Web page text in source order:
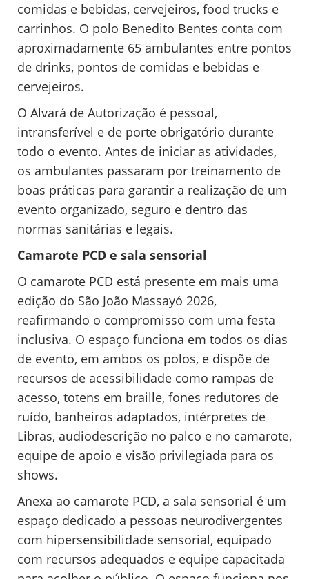
comidas e bebidas, cervejeiros, food trucks e
carrinhos. O polo Benedito Bentes conta com
aproximadamente 65 ambulantes entre pontos
de drinks, pontos de comidas e bebidas e
cervejeiros.
O Alvará de Autorização é pessoal,
intransferível e de porte obrigatório durante
todo o evento. Antes de iniciar as atividades,
os ambulantes passaram por treinamento de
boas práticas para garantir a realização de um
evento organizado, seguro e dentro das
normas sanitárias e legais.
Camarote PCD e sala sensorial
O camarote PCD está presente em mais uma
edição do São João Massayó 2026,
reafirmando o compromisso com uma festa
inclusiva. O espaço funciona em todos os dias
de evento, em ambos os polos, e dispõe de
recursos de acessibilidade como rampas de
acesso, totens em braille, fones redutores de
ruído, banheiros adaptados, intérpretes de
Libras, audiodescrição no palco e no camarote,
equipe de apoio e visão privilegiada para os
shows.
Anexa ao camarote PCD, a sala sensorial é um
espaço dedicado a pessoas neurodivergentes
com hipersensibilidade sensorial, equipado
com recursos adequados e equipe capacitada